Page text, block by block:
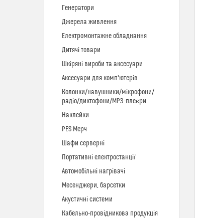
Генератори
Джерела живлення
Електромонтажне обладнання
Дитячі товари
Шкіряні вироби та аксесуари
Аксесуари для комп'ютерів
Колонки/навушники/мікрофони/
радіо/диктофони/MP3-плеєри
Наклейки
PES Мерч
Шафи серверні
Портативні електростанції
Автомобільні нагрівачі
Месенджери, барсетки
Акустичні системи
Кабельно-провідникова продукція